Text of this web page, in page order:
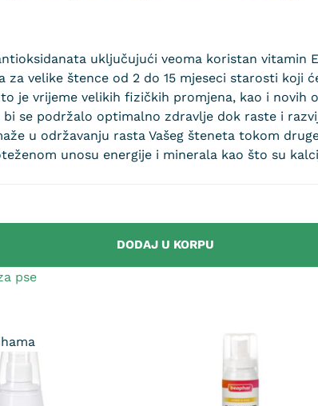
uključujući veoma koristan
za velike štence od 2 do 15 mjeseci starosti
je vrijeme velikih fizičkih promjena, kao i novih
se podržalo optimalno zdravlje dok raste i
u održavanju rasta Vašeg šteneta tokom
unosu energije i minerala kao što su
DODAJ U KORPU
pse